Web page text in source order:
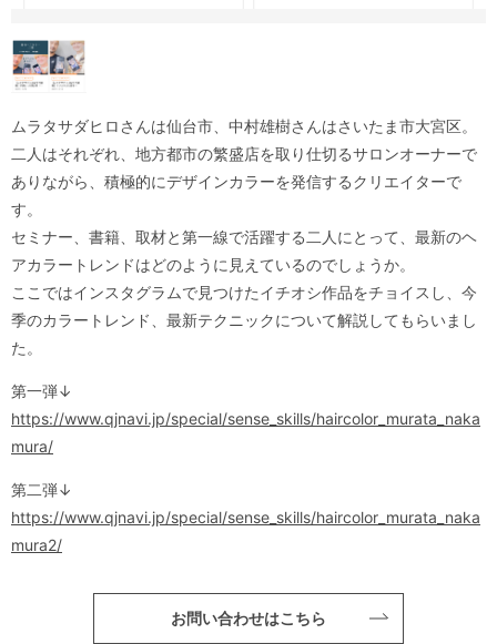
ムラタサダヒロさんは仙台市、中村雄樹さんはさいたま市大宮区。
二人はそれぞれ、地方都市の繁盛店を取り仕切るサロンオーナーで
ありながら、積極的にデザインカラーを発信するクリエイターで
す。
セミナー、書籍、取材と第一線で活躍する二人にとって、最新のヘ
アカラートレンドはどのように見えているのでしょうか。
ここではインスタグラムで見つけたイチオシ作品をチョイスし、今
季のカラートレンド、最新テクニックについて解説してもらいまし
た。
第一弾↓
https://www.qjnavi.jp/special/sense_skills/haircolor_murata_naka
mura/
第二弾↓
https://www.qjnavi.jp/special/sense_skills/haircolor_murata_naka
mura2/
お問い合わせはこちら